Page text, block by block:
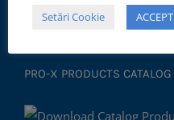
al Mediului ISO14001:2015.
PRO-X PRODUCTS CATALOG
Setări Cookie ACCEPT